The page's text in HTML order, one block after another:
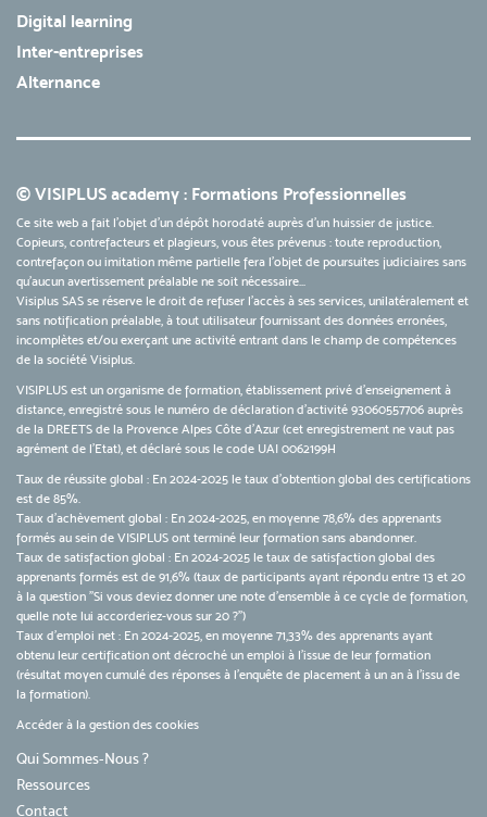
Digital learning
Inter-entreprises
Alternance
© VISIPLUS academy : Formations Professionnelles
Ce site web a fait l'objet d'un dépôt horodaté auprès d'un huissier de justice.
Copieurs, contrefacteurs et plagieurs, vous êtes prévenus : toute reproduction,
contrefaçon ou imitation même partielle fera l'objet de poursuites judiciaires sans
qu’aucun avertissement préalable ne soit nécessaire...
Visiplus SAS se réserve le droit de refuser l'accès à ses services, unilatéralement et
sans notification préalable, à tout utilisateur fournissant des données erronées,
incomplètes et/ou exerçant une activité entrant dans le champ de compétences
de la société Visiplus.
VISIPLUS est un organisme de formation, établissement privé d’enseignement à
distance, enregistré sous le numéro de déclaration d’activité 93060557706 auprès
de la DREETS de la Provence Alpes Côte d’Azur (cet enregistrement ne vaut pas
agrément de l’Etat), et déclaré sous le code UAI 0062199H
Taux de réussite global : En 2024-2025 le taux d'obtention global des certifications
est de 85%.
Taux d’achèvement global : En 2024-2025, en moyenne 78,6% des apprenants
formés au sein de VISIPLUS ont terminé leur formation sans abandonner.
Taux de satisfaction global : En 2024-2025 le taux de satisfaction global des
apprenants formés est de 91,6% (taux de participants ayant répondu entre 13 et 20
à la question "Si vous deviez donner une note d’ensemble à ce cycle de formation,
quelle note lui accorderiez-vous sur 20 ?")
Taux d’emploi net : En 2024-2025, en moyenne 71,33% des apprenants ayant
obtenu leur certification ont décroché un emploi à l'issue de leur formation
(résultat moyen cumulé des réponses à l'enquête de placement à un an à l'issu de
la formation).
Accéder à la gestion des cookies
Qui Sommes-Nous ?
Ressources
Contact